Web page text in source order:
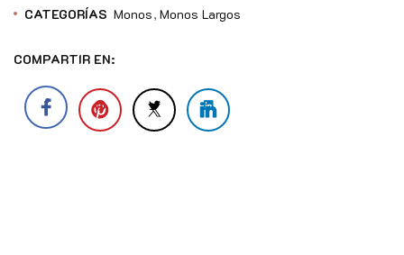
CATEGORÍAS Monos Monos Largos
COMPARTIR EN: